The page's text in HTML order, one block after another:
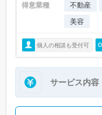
得意業種 不動産
美容
個人の相談も受付可
サービス内容